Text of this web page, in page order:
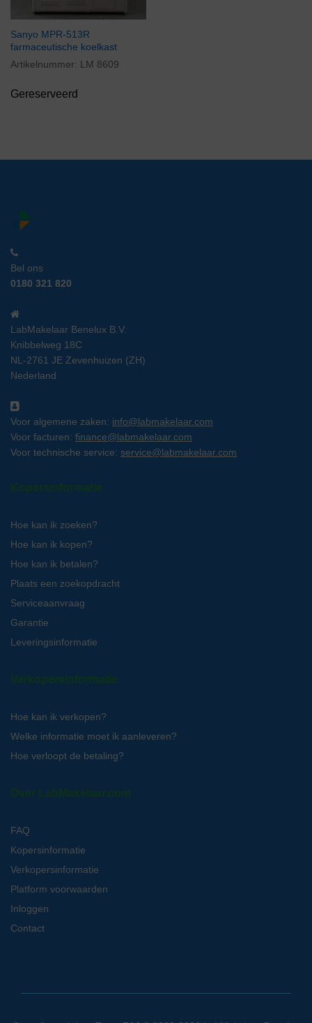
Sanyo MPR-513R
farmaceutische koelkast
Artikelnummer: LM 8609
Gereserveerd
Bel ons
0180 321 820
LabMakelaar Benelux B.V.
Knibbelweg 18C
NL-2761 JE Zevenhuizen (ZH)
Nederland
Voor algemene zaken: info@labmakelaar.com
Voor facturen: finance@labmakelaar.com
Voor technische service: service@labmakelaar.com
Kopersinformatie
Hoe kan ik zoeken?
Hoe kan ik kopen?
Hoe kan ik betalen?
Plaats een zoekopdracht
Serviceaanvraag
Garantie
Leveringsinformatie
Verkopersinformatie
Hoe kan ik verkopen?
Welke informatie moet ik aanleveren?
Hoe verloopt de betaling?
Over LabMakelaar.com
FAQ
Kopersinformatie
Verkopersinformatie
Platform voorwaarden
Inloggen
Contact